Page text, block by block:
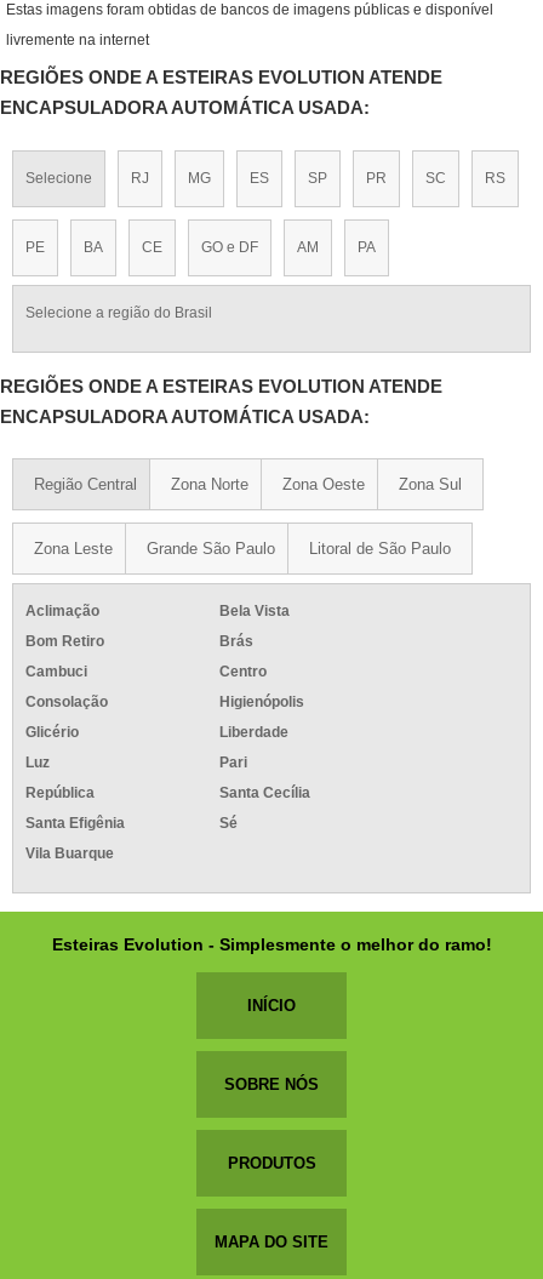
Estas imagens foram obtidas de bancos de imagens públicas e disponível
livremente na internet
REGIÕES ONDE A ESTEIRAS EVOLUTION ATENDE
ENCAPSULADORA AUTOMÁTICA USADA:
Selecione RJ MG ES SP PR SC RS
PE BA CE GO e DF AM PA
Selecione a região do Brasil
REGIÕES ONDE A ESTEIRAS EVOLUTION ATENDE
ENCAPSULADORA AUTOMÁTICA USADA:
Região Central Zona Norte Zona Oeste Zona Sul
Zona Leste Grande São Paulo Litoral de São Paulo
Aclimação
Bela Vista
Bom Retiro
Brás
Cambuci
Centro
Consolação
Higienópolis
Glicério
Liberdade
Luz
Pari
República
Santa Cecília
Santa Efigênia
Sé
Vila Buarque
Esteiras Evolution - Simplesmente o melhor do ramo!
INÍCIO
SOBRE NÓS
PRODUTOS
MAPA DO SITE